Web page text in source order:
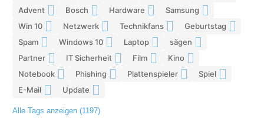
Advent Bosch Hardware Samsung
Win 10 Netzwerk Technikfans Geburtstag
Spam Windows 10 Laptop sägen
Partner IT Sicherheit Film Kino
Notebook Phishing Plattenspieler Spiel
E-Mail Update
Alle Tags anzeigen (1197)